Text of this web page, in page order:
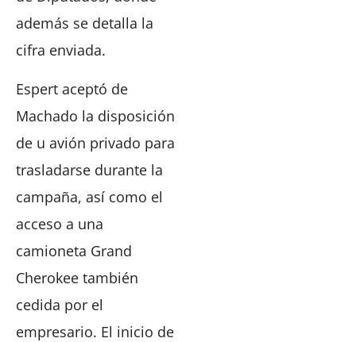
además se detalla la
cifra enviada.
Espert aceptó de
Machado la disposición
de u avión privado para
trasladarse durante la
campaña, así como el
acceso a una
camioneta Grand
Cherokee también
cedida por el
empresario. El inicio de